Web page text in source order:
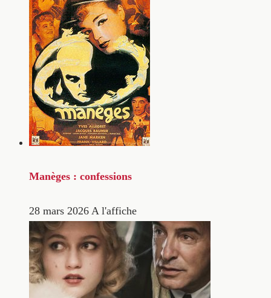
Manèges : confessions
28 mars 2026 A l'affiche